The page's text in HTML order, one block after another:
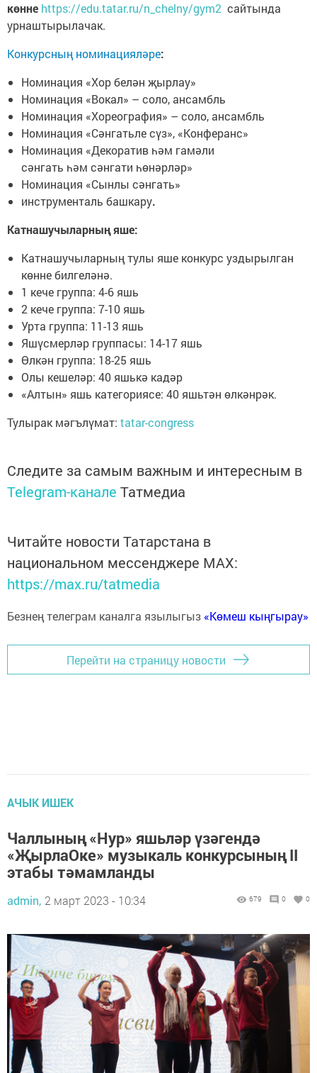
көнне https://edu.tatar.ru/n_chelny/gym2 сайтында
урнаштырылачак.
Конкурсның номинацияләре:
Номинация «Хор белән җырлау»
Номинация «Вокал» – соло, ансамбль
Номинация «Хореография» – соло, ансамбль
Номинация «Сәнгатьле сүз», «Конферанс»
Номинация «Декоратив һәм гамәли
сәнгать һәм сәнгати һөнәрләр»
Номинация «Сынлы сәнгать»
инструменталь башкару.
Катнашучыларның яше:
Катнашучыларның тулы яше конкурс уздырылган
көнне билгеләнә.
1 кече группа: 4-6 яшь
2 кече группа: 7-10 яшь
Урта группа: 11-13 яшь
Яшүсмерләр группасы: 14-17 яшь
Өлкән группа: 18-25 яшь
Олы кешеләр: 40 яшькә кадәр
«Алтын» яшь категориясе: 40 яшьтән өлкәнрәк.
Тулырак мәгълүмат: tatar-congress
Следите за самым важным и интересным в
Telegram-канале Татмедиа
Читайте новости Татарстана в
национальном мессенджере MАХ:
https://max.ru/tatmedia
Безнең телеграм каналга язылыгыз «Көмеш кыңгырау»
Перейти на страницу новости
АЧЫК ИШЕК
Чаллының «Нур» яшьләр үзәгендә
«ҖырлаОке» музыкаль конкурсының II
этабы тәмамланды
admin, 2 март 2023 - 10:34 679 0 0